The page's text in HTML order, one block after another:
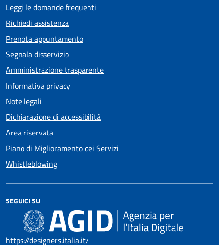
Leggi le domande frequenti
Richiedi assistenza
Prenota appuntamento
Segnala disservizio
Amministrazione trasparente
Informativa privacy
Note legali
Dichiarazione di accessibilità
Area riservata
Piano di Miglioramento dei Servizi
Whistleblowing
SEGUICI SU
https://designers.italia.it/